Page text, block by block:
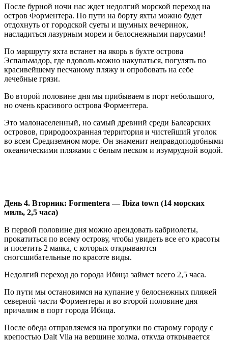
После бурной ночи нас ждет недолгий морской переход на
остров Форментера. По пути на борту яхты можно будет
отдохнуть от городской суеты и шумных вечеринок,
насладиться лазурным морем и белоснежными парусами!
По маршруту яхта встанет на якорь в бухте острова
Эспальмадор, где вдоволь можно накупаться, погулять по
красивейшему песчаному пляжу и опробовать на себе
лечебные грязи.
Во второй половине дня мы прибываем в порт небольшого,
но очень красивого острова Форментера.
Это малонаселенный, но самый древний среди Балеарских
островов, природоохранная территория и чистейший уголок
во всем Средиземном море. Он знаменит неправдоподобными
океаническими пляжами с белым песком и изумрудной водой.
День 4. Вторник: Formentera —Ibiza town (14 морских
миль, 2,5 часа)
В первой половине дня можно арендовать кабриолеты,
прокатиться по всему острову, чтобы увидеть все его красоты
и посетить 2 маяка, с которых открываются
сногсшибательные по красоте виды.
Недолгий переход до города Ибица займет всего 2,5 часа.
По пути мы остановимся на купание у белоснежных пляжей
северной части Форментеры и во второй половине дня
причалим в порт города Ибица.
После обеда отправляемся на прогулки по старому городу с
крепостью Dalt Vila на вершине холма, откуда открывается